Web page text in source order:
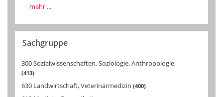
mehr ...
Sachgruppe
300 Sozialwissenschaften, Soziologie, Anthropologie
413
630 Landwirtschaft, Veterinärmedizin 400